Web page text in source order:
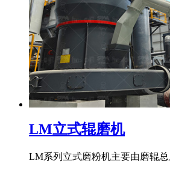
LM立式辊磨机
LM系列立式磨粉机主要由磨辊